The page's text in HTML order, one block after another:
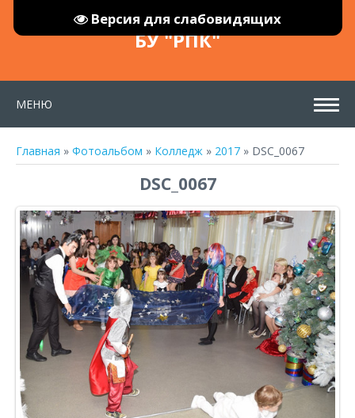
Версия для слабовидящих
БУ "РПК"
МЕНЮ
Главная » Фотоальбом » Колледж » 2017 » DSC_0067
DSC_0067